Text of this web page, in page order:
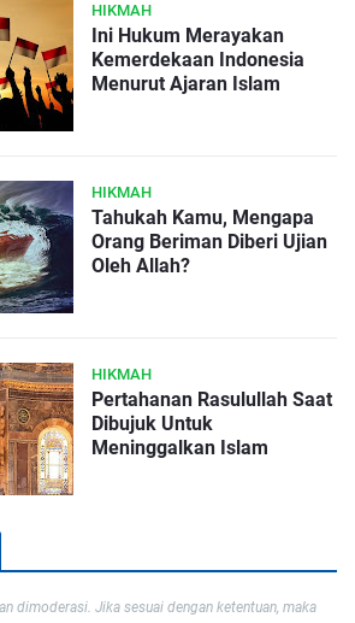
HIKMAH
Ini Hukum Merayakan
Kemerdekaan Indonesia
Menurut Ajaran Islam
HIKMAH
Tahukah Kamu, Mengapa
Orang Beriman Diberi Ujian
Oleh Allah?
HIKMAH
Pertahanan Rasulullah Saat
Dibujuk Untuk
Meninggalkan Islam
dimoderasi. Jika sesuai dengan ketentuan, maka